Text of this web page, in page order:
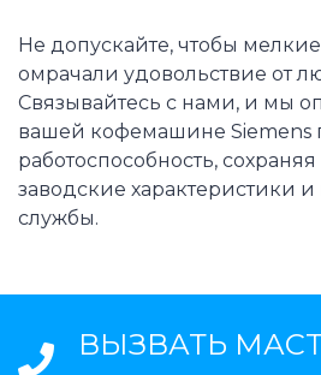
Не допускайте, чтобы
омрачали удовольствие от
Связывайтесь с нами, и мы
вашей кофемашине Siemens
работоспособность,
заводские характеристики
службы.
ВЫЗВАТЬ